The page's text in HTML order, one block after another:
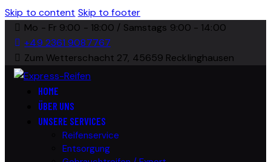
Skip to content Skip to footer
Mo - Fr 9:00 - 18:00 / Samstags 9:00 - 14:00
+49 2361 9087767
Zum Wetterschacht 27, 45659 Recklinghausen
HOME
ÜBER UNS
UNSERE SERVICES
Reifenservice
Entsorgung